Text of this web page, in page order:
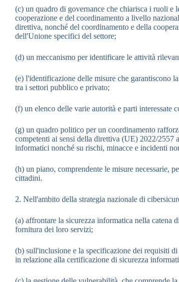
(c) un quadro di governance che chiarisca i ruoli e
cooperazione e del coordinamento a livello
direttiva, nonché del coordinamento e della
dell'Unione specifici del settore;
(d) un meccanismo per identificare le attività
(e) l'identificazione delle misure che garantiscono
tra i settori pubblico e privato;
(f) un elenco delle varie autorità e parti interessate
(g) un quadro politico per un coordinamento
competenti ai sensi della direttiva (UE) 2022/
informatici nonché su rischi, minacce e incidenti
(h) un piano, comprendente le misure necessarie,
cittadini.
2. Nell'ambito della strategia nazionale di
(a) affrontare la sicurezza informatica nella
fornitura dei loro servizi;
(b) sull'inclusione e la specificazione dei requisiti
in relazione alla certificazione di sicurezza